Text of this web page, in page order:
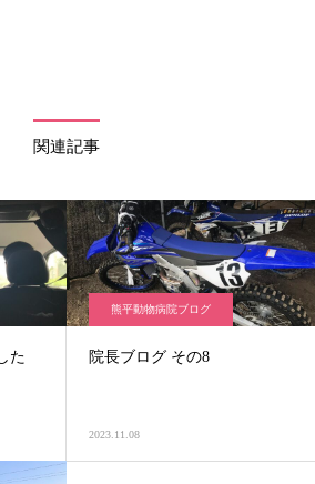
関連記事
た
熊平動物病院ブログ
院長ブログ その8
2023.11.08